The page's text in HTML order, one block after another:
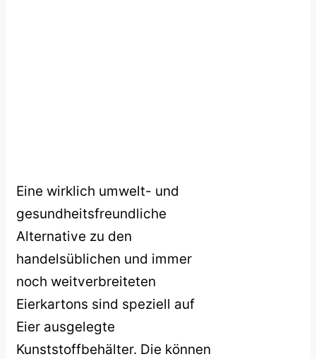
Eine wirklich umwelt- und
gesundheitsfreundliche
Alternative zu den
handelsüblichen und immer
noch weitverbreiteten
Eierkartons sind speziell auf
Eier ausgelegte
Kunststoffbehälter. Die können